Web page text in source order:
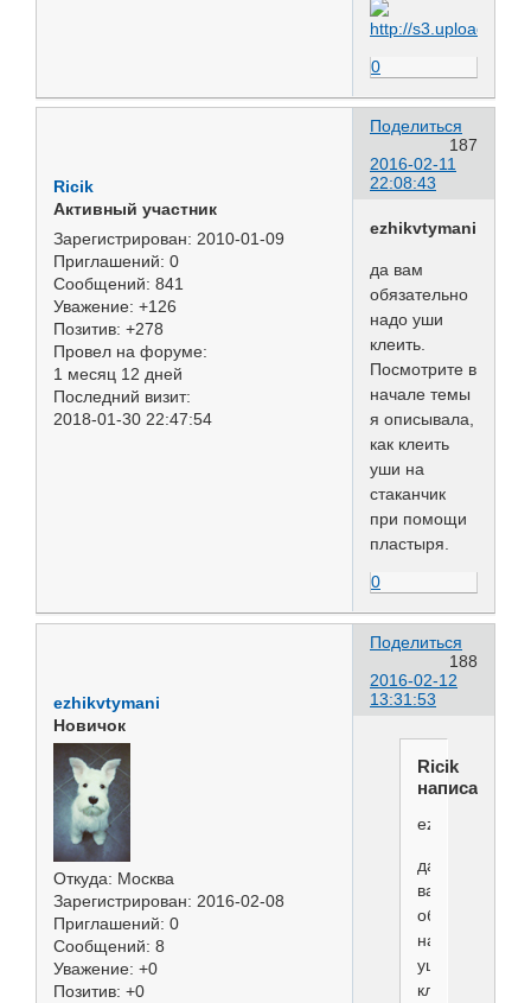
0
Поделиться
187
2016-02-11
22:08:43
Ricik
Активный участник
Зарегистрирован: 2010-01-09
Приглашений: 0
Сообщений: 841
Уважение: +126
Позитив: +278
Провел на форуме:
1 месяц 12 дней
Последний визит:
2018-01-30 22:47:54
ezhikvtymani
да вам
обязательно
надо уши
клеить.
Посмотрите в
начале темы
я описывала,
как клеить
уши на
стаканчик
при помощи
пластыря.
0
Поделиться
188
2016-02-12
13:31:53
ezhikvtymani
Новичок
Откуда: Москва
Зарегистрирован: 2016-02-08
Приглашений: 0
Сообщений: 8
Уважение: +0
Позитив: +0
Ricik
написал(а):
ezhikvtymani
да
вам
обязательно
надо
уши
клеить.